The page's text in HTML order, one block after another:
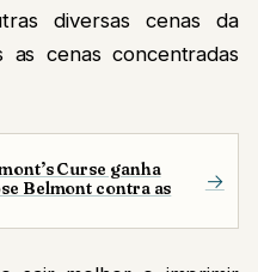
diversas cenas da
as cenas concentradas
Curse ganha
Belmont contra as
→